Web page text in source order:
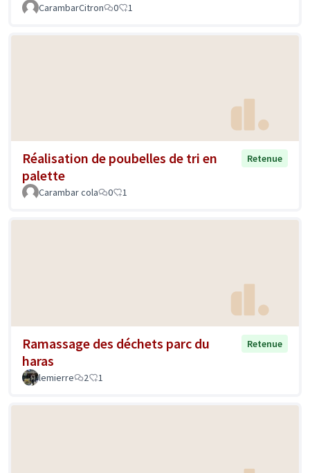
CarambarCitron 0 1
Réalisation de poubelles de tri en
palette
Retenue
Carambar cola 0 1
Ramassage des déchets parc du
haras
Retenue
lemierre 2 1